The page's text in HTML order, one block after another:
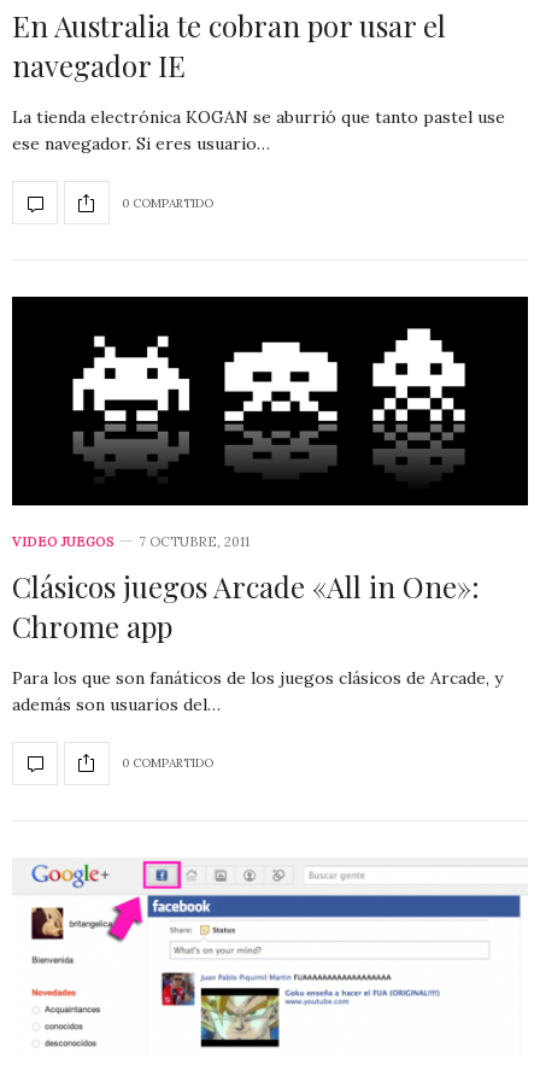
En Australia te cobran por usar el
navegador IE
La tienda electrónica KOGAN se aburrió que tanto pastel use
ese navegador. Si eres usuario…
0 COMPARTIDO
VIDEO JUEGOS 7 OCTUBRE, 2011
Clásicos juegos Arcade «All in One»:
Chrome app
Para los que son fanáticos de los juegos clásicos de Arcade, y
además son usuarios del…
0 COMPARTIDO